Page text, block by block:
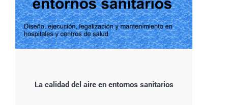
La calidad del aire en entornos sanitarios